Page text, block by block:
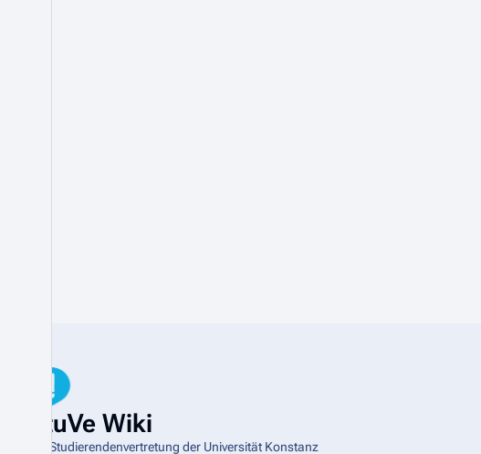
StuVe Wiki
Die Studierendenvertretung der Universität Konstanz